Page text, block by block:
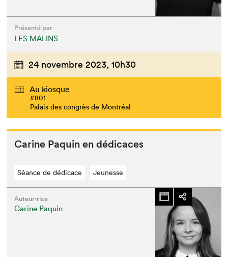
Présenté par
LES MALINS
24 novembre 2023, 10h30
Au kiosque
#801
Palais des congrès de Montréal
Carine Paquin en dédicaces
Séance de dédicace Jeunesse
Auteur·rice
Carine Paquin